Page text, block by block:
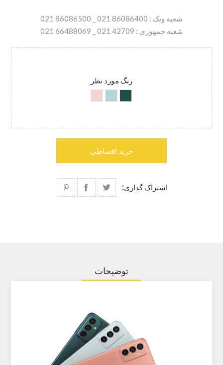
شعبه ونک : 86086400 021 _ 86086500 021
شعبه جمهوری : 42709 021 _ 66488069 021
رنگ مورد نظر
خرید اقساطی
اشتراک گذاری:
توضیحات